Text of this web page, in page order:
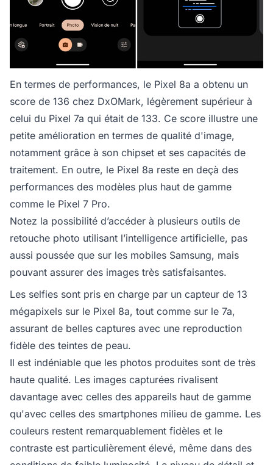
En termes de performances, le Pixel 8a a obtenu un
score de 136 chez DxOMark, légèrement supérieur à
celui du Pixel 7a qui était de 133. Ce score illustre une
petite amélioration en termes de qualité d'image,
notamment grâce à son chipset et ses capacités de
traitement. En outre, le Pixel 8a reste en deçà des
performances des modèles plus haut de gamme
comme le Pixel 7 Pro.
Notez la possibilité d’accéder à plusieurs outils de
retouche photo utilisant l’intelligence artificielle, pas
aussi poussée que sur les mobiles Samsung, mais
pouvant assurer des images très satisfaisantes.
Les selfies sont pris en charge par un capteur de 13
mégapixels sur le Pixel 8a, tout comme sur le 7a,
assurant de belles captures avec une reproduction
fidèle des teintes de peau.
Il est indéniable que les photos produites sont de très
haute qualité. Les images capturées rivalisent
davantage avec celles des appareils haut de gamme
qu'avec celles des smartphones milieu de gamme. Les
couleurs restent remarquablement fidèles et le
contraste est particulièrement élevé, même dans des